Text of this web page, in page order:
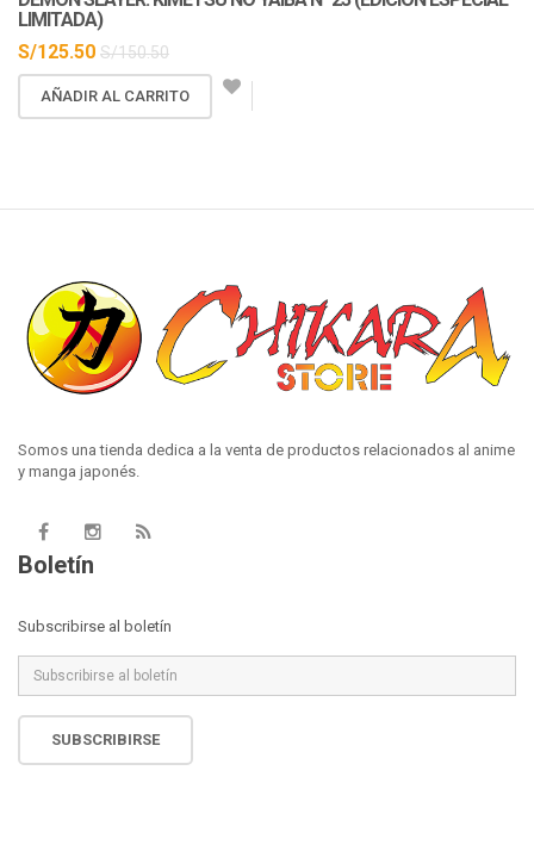
LIMITADA)
S/125.50 S/150.50
AÑADIR AL CARRITO
Somos una tienda dedica a la venta de productos relacionados al anime
y manga japonés.
Boletín
Subscribirse al boletín
SUBSCRIBIRSE